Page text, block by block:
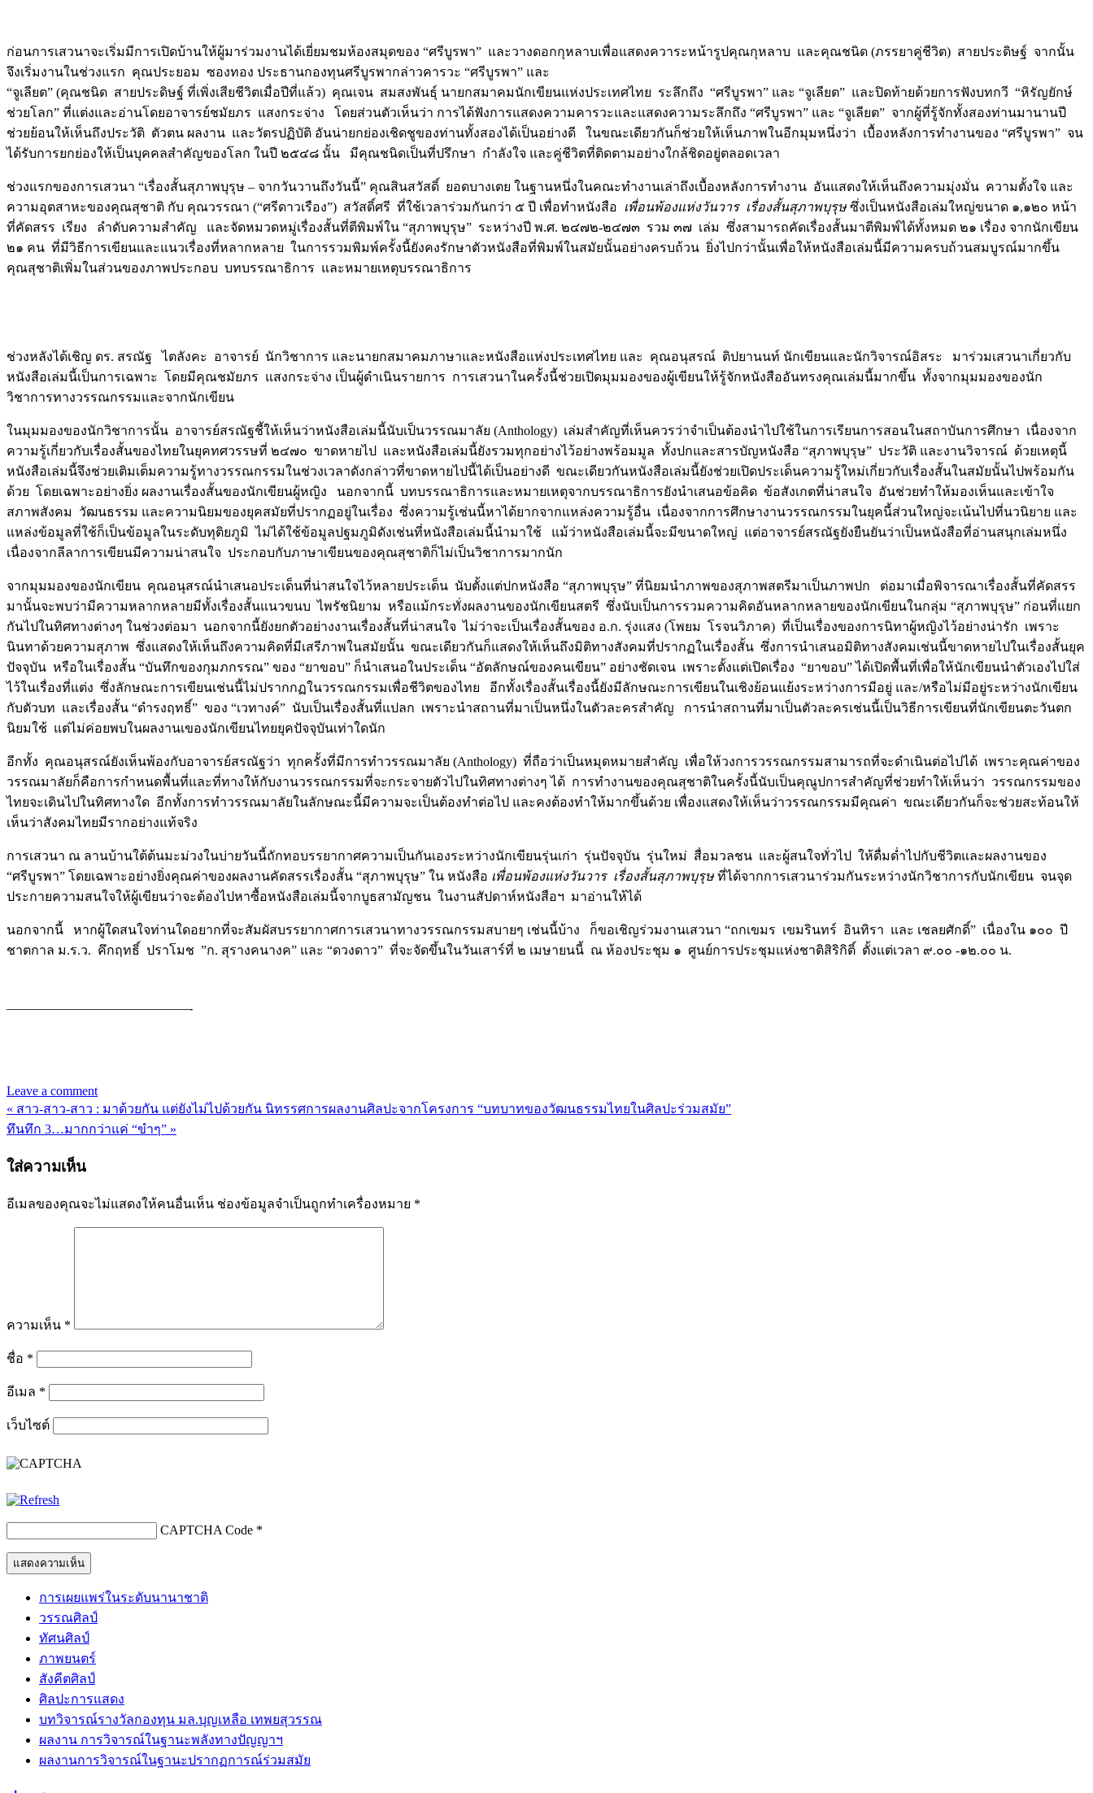
ก่อนการเสวนาจะเริ่มมีการเปิดบ้านให้ผู้มาร่วมงานได้เยี่ยมชมห้องสมุดของ “ศรีบูรพา” และวางดอกกุหลาบเพื่อแสดงควาระหน้ารูปคุณกุหลาบ และคุณชนิด (ภรรยาคู่ชีวิต) สายประดิษฐ์ จากนั้น
จึงเริ่มงานในช่วงแรก คุณประยอม ซองทอง ประธานกองทุนศรีบูรพากล่าวคารวะ “ศรีบูรพา” และ
“จูเลียต” (คุณชนิด สายประดิษฐ์ ที่เพิ่งเสียชีวิตเมื่อปีที่แล้ว) คุณเจน สมสงพันธุ์ นายกสมาคมนักเขียนแห่งประเทศไทย ระลึกถึง “ศรีบูรพา” และ “จูเลียต” และปิดท้ายด้วยการฟังบทกวี “หิรัญยักษ์
ช่วยโลก” ที่แต่งและอ่านโดยอาจารย์ชมัยภร แสงกระจ่าง โดยส่วนตัวเห็นว่า การได้ฟังการแสดงความคารวะและแสดงความระลึกถึง “ศรีบูรพา” และ “จูเลียต” จากผู้ที่รู้จักทั้งสองท่านมานานปี
ช่วยย้อนให้เห็นถึงประวัติ ตัวตน ผลงาน และวัตรปฏิบัติ อันน่ายกย่องเชิดชูของท่านทั้งสองได้เป็นอย่างดี ในขณะเดียวกันก็ช่วยให้เห็นภาพในอีกมุมหนึ่งว่า เบื้องหลังการทำงานของ “ศรีบูรพา” จน
ได้รับการยกย่องให้เป็นบุคคลสำคัญของโลก ในปี ๒๕๔๘ นั้น มีคุณชนิดเป็นที่ปรึกษา กำลังใจ และคู่ชีวิตที่ติดตามอย่างใกล้ชิดอยู่ตลอดเวลา
ช่วงแรกของการเสวนา “เรื่องสั้นสุภาพบุรุษ – จากวันวานถึงวันนี้” คุณสินสวัสดิ์ ยอดบางเตย ในฐานหนึ่งในคณะทำงานเล่าถึงเบื้องหลังการทำงาน อันแสดงให้เห็นถึงความมุ่งมั่น ความตั้งใจ และ
ความอุตสาหะของคุณสุชาติ กับ คุณวรรณา (“ศรีดาวเรือง”) สวัสดิ์ศรี ที่ใช้เวลาร่วมกันกว่า ๕ ปี เพื่อทำหนังสือ เพื่อนพ้องแห่งวันวาร เรื่องสั้นสุภาพบุรุษซึ่งเป็นหนังสือเล่มใหญ่ขนาด ๑,๑๒๐ หน้า
ที่คัดสรร เรียง ลำดับความสำคัญ และจัดหมวดหมู่เรื่องสั้นที่ตีพิมพ์ใน “สุภาพบุรุษ” ระหว่างปี พ.ศ. ๒๔๗๒-๒๔๗๓ รวม ๓๗ เล่ม ซึ่งสามารถคัดเรื่องสั้นมาตีพิมพ์ได้ทั้งหมด ๒๑ เรื่อง จากนักเขียน
๒๑ คน ที่มีวิธีการเขียนและแนวเรื่องที่หลากหลาย ในการรวมพิมพ์ครั้งนี้ยังคงรักษาตัวหนังสือที่พิมพ์ในสมัยนั้นอย่างครบถ้วน ยิ่งไปกว่านั้นเพื่อให้หนังสือเล่มนี้มีความครบถ้วนสมบูรณ์มากขึ้น
คุณสุชาติเพิ่มในส่วนของภาพประกอบ บทบรรณาธิการ และหมายเหตุบรรณาธิการ
ช่วงหลังได้เชิญ ดร. สรณัฐ ไตลังคะ อาจารย์ นักวิชาการ และนายกสมาคมภาษาและหนังสือแห่งประเทศไทย และ คุณอนุสรณ์ ติปยานนท์ นักเขียนและนักวิจารณ์อิสระ มาร่วมเสวนาเกี่ยวกับ
หนังสือเล่มนี้เป็นการเฉพาะ โดยมีคุณชมัยภร แสงกระจ่าง เป็นผู้ดำเนินรายการ การเสวนาในครั้งนี้ช่วยเปิดมุมมองของผู้เขียนให้รู้จักหนังสืออันทรงคุณเล่มนี้มากขึ้น ทั้งจากมุมมองของนัก
วิชาการทางวรรณกรรมและจากนักเขียน
ในมุมมองของนักวิชาการนั้น อาจารย์สรณัฐชี้ให้เห็นว่าหนังสือเล่มนี้นับเป็นวรรณมาลัย (Anthology) เล่มสำคัญที่เห็นควรว่าจำเป็นต้องนำไปใช้ในการเรียนการสอนในสถาบันการศึกษา เนื่องจาก
ความรู้เกี่ยวกับเรื่องสั้นของไทยในยุคทศวรรษที่ ๒๔๗๐ ขาดหายไป และหนังสือเล่มนี้ยังรวมทุกอย่างไว้อย่างพร้อมมูล ทั้งปกและสารบัญหนังสือ “สุภาพบุรุษ” ประวัติ และงานวิจารณ์ ด้วยเหตุนี้
หนังสือเล่มนี้จึงช่วยเติมเต็มความรู้ทางวรรณกรรมในช่วงเวลาดังกล่าวที่ขาดหายไปนี้ได้เป็นอย่างดี ขณะเดียวกันหนังสือเล่มนี้ยังช่วยเปิดประเด็นความรู้ใหม่เกี่ยวกับเรื่องสั้นในสมัยนั้นไปพร้อมกัน
ด้วย โดยเฉพาะอย่างยิ่ง ผลงานเรื่องสั้นของนักเขียนผู้หญิง นอกจากนี้ บทบรรณาธิการและหมายเหตุจากบรรณาธิการยังนำเสนอข้อคิด ข้อสังเกตที่น่าสนใจ อันช่วยทำให้มองเห็นและเข้าใจ
สภาพสังคม วัฒนธรรม และความนิยมของยุคสมัยที่ปรากฏอยู่ในเรื่อง ซึ่งความรู้เช่นนี้หาได้ยากจากแหล่งความรู้อื่น เนื่องจากการศึกษางานวรรณกรรมในยุคนี้ส่วนใหญ่จะเน้นไปที่นวนิยาย และ
แหล่งข้อมูลที่ใช้ก็เป็นข้อมูลในระดับทุติยภูมิ ไม่ได้ใช้ข้อมูลปฐมภูมิดังเช่นที่หนังสือเล่มนี้นำมาใช้ แม้ว่าหนังสือเล่มนี้จะมีขนาดใหญ่ แต่อาจารย์สรณัฐยังยืนยันว่าเป็นหนังสือที่อ่านสนุกเล่มหนึ่ง
เนื่องจากลีลาการเขียนมีความน่าสนใจ ประกอบกับภาษาเขียนของคุณสุชาติก็ไม่เป็นวิชาการมากนัก
จากมุมมองของนักเขียน คุณอนุสรณ์นำเสนอประเด็นที่น่าสนใจไว้หลายประเด็น นับตั้งแต่ปกหนังสือ “สุภาพบุรุษ” ที่นิยมนำภาพของสุภาพสตรีมาเป็นภาพปก ต่อมาเมื่อพิจารณาเรื่องสั้นที่คัดสรร
มานั้นจะพบว่ามีความหลากหลายมีทั้งเรื่องสั้นแนวขนบ ไพรัชนิยาม หรือแม้กระทั่งผลงานของนักเขียนสตรี ซึ่งนับเป็นการรวมความคิดอันหลากหลายของนักเขียนในกลุ่ม “สุภาพบุรุษ” ก่อนที่แยก
กันไปในทิศทางต่างๆ ในช่วงต่อมา นอกจากนี้ยังยกตัวอย่างงานเรื่องสั้นที่น่าสนใจ ไม่ว่าจะเป็นเรื่องสั้นของ อ.ก. รุ่งแสง (โพยม โรจนวิภาค) ที่เป็นเรื่องของการนิทาผู้หญิงไว้อย่างน่ารัก เพราะ
นินทาด้วยความสุภาพ ซึ่งแสดงให้เห็นถึงความคิดที่มีเสรีภาพในสมัยนั้น ขณะเดียวกันก็แสดงให้เห็นถึงมิติทางสังคมที่ปรากฏในเรื่องสั้น ซึ่งการนำเสนอมิติทางสังคมเช่นนี้ขาดหายไปในเรื่องสั้นยุค
ปัจจุบัน หรือในเรื่องสั้น “บันทึกของกุมภกรรณ” ของ “ยาขอบ” ก็นำเสนอในประเด็น “อัตลักษณ์ของคนเขียน” อย่างชัดเจน เพราะตั้งแต่เปิดเรื่อง “ยาขอบ” ได้เปิดพื้นที่เพื่อให้นักเขียนนำตัวเองไปใส่
ไว้ในเรื่องที่แต่ง ซึ่งลักษณะการเขียนเช่นนี้ไม่ปรากกฏในวรรณกรรมเพื่อชีวิตของไทย อีกทั้งเรื่องสั้นเรื่องนี้ยังมีลักษณะการเขียนในเชิงย้อนแย้งระหว่างการมีอยู่ และ/หรือไม่มีอยู่ระหว่างนักเขียน
กับตัวบท และเรื่องสั้น “ดำรงฤทธิ์” ของ “เวทางค์” นับเป็นเรื่องสั้นที่แปลก เพราะนำสถานที่มาเป็นหนึ่งในตัวละครสำคัญ การนำสถานที่มาเป็นตัวละครเช่นนี้เป็นวิธีการเขียนที่นักเขียนตะวันตก
นิยมใช้ แต่ไม่ค่อยพบในผลงานเของนักเขียนไทยยุคปัจจุบันเท่าใดนัก
อีกทั้ง คุณอนุสรณ์ยังเห็นพ้องกับอาจารย์สรณัฐว่า ทุกครั้งที่มีการทำวรรณมาลัย (Anthology) ที่ถือว่าเป็นหมุดหมายสำคัญ เพื่อให้วงการวรรณกรรมสามารถที่จะดำเนินต่อไปได้ เพราะคุณค่าของ
วรรณมาลัยก็คือการกำหนดพื้นที่และที่ทางให้กับงานวรรณกรรมที่จะกระจายตัวไปในทิศทางต่างๆ ได้ การทำงานของคุณสุชาติในครั้งนี้นับเป็นคุณูปการสำคัญที่ช่วยทำให้เห็นว่า วรรณกรรมของ
ไทยจะเดินไปในทิศทางใด อีกทั้งการทำวรรณมาลัยในลักษณะนี้มีความจะเป็นต้องทำต่อไป และคงต้องทำให้มากขึ้นด้วย เพื่องแสดงให้เห็นว่าวรรณกรรมมีคุณค่า ขณะเดียวกันก็จะช่วยสะท้อนให้
เห็นว่าสังคมไทยมีรากอย่างแท้จริง
การเสวนา ณ ลานบ้านใต้ต้นมะม่วงในบ่ายวันนี้ถักทอบรรยากาศความเป็นกันเองระหว่างนักเขียนรุ่นเก่า รุ่นปัจจุบัน รุ่นใหม่ สื่อมวลชน และผู้สนใจทั่วไป ให้ดื่มด่ำไปกับชีวิตและผลงานของ
“ศรีบูรพา” โดยเฉพาะอย่างยิ่งคุณค่าของผลงานคัดสรรเรื่องสั้น “สุภาพบุรุษ” ใน หนังสือ เพื่อนพ้องแห่งวันวาร เรื่องสั้นสุภาพบุรุษที่ได้จากการเสวนาร่วมกันระหว่างนักวิชาการกับนักเขียน จนจุด
ประกายความสนใจให้ผู้เขียนว่าจะต้องไปหาซื้อหนังสือเล่มนี้จากบูธสามัญชน ในงานสัปดาห์หนังสือฯ มาอ่านให้ได้
นอกจากนี้ หากผู้ใดสนใจท่านใดอยากที่จะสัมผัสบรรยากาศการเสวนาทางวรรณกรรมสบายๆ เช่นนี้บ้าง ก็ขอเชิญร่วมงานเสวนา “ถกเขมร เขมรินทร์ อินทิรา และ เชลยศักดิ์” เนื่องใน ๑๐๐ ปี
ชาตกาล ม.ร.ว. คึกฤทธิ์ ปราโมช ”ก. สุรางคนางค” และ “ดวงดาว” ที่จะจัดขึ้นในวันเสาร์ที่ ๒ เมษายนนี้ ณ ห้องประชุม ๑ ศูนย์การประชุมแห่งชาติสิริกิติ์ ตั้งแต่เวลา ๙.๐๐ -๑๒.๐๐ น.
——————————————-
Leave a comment
แนะแนว
« สาว-สาว-สาว : มาด้วยกัน แต่ยังไม่ไปด้วยกัน นิทรรศการผลงานศิลปะจากโครงการ “บทบาทของวัฒนธรรมไทยในศิลปะร่วมสมัย”
ทึนทึก 3…มากกว่าแค่ “ขำๆ” »
ใส่ความเห็น
อีเมลของคุณจะไม่แสดงให้คนอื่นเห็น ช่องข้อมูลจำเป็นถูกทำเครื่องหมาย *
ความเห็น *
ชื่อ *
อีเมล *
เว็บไซต์
CAPTCHA Code *
การเผยแพร่ในระดับนานาชาติ
วรรณศิลป์
ทัศนศิลป์
ภาพยนตร์
สังคีตศิลป์
ศิลปะการแสดง
บทวิจารณ์รางวัลกองทุน มล.บุญเหลือ เทพยสุวรรณ
ผลงาน การวิจารณ์ในฐานะพลังทางปัญญาฯ
ผลงานการวิจารณ์ในฐานะปรากฏการณ์ร่วมสมัย